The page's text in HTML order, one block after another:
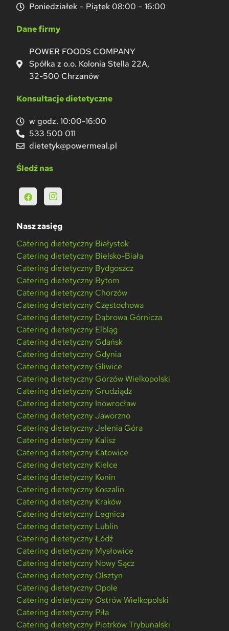
Poniedziałek – Piątek 08:00 – 16:00
Dane firmy
POWER FOODS COMPANY
Spółka z o.o. Kolonia Stella 22A,
32-500 Chrzanów
Konsultacje dietetyczne
w godz. 10:00-16:00
533 500 011
dietetyk@powermeal.pl
Śledź nas
Nasz zasięg
Catering dietetyczny Białystok
Catering dietetyczny Bielsko-Biała
Catering dietetyczny Bydgoszcz
Catering dietetyczny Bytom
Catering dietetyczny Chorzów
Catering dietetyczny Częstochowa
Catering dietetyczny Dąbrowa Górnicza
Catering dietetyczny Elbląg
Catering dietetyczny Gdańsk
Catering dietetyczny Gdynia
Catering dietetyczny Gliwice
Catering dietetyczny Gorzów Wielkopolski
Catering dietetyczny Grudziądz
Catering dietetyczny Inowrocław
Catering dietetyczny Jaworzno
Catering dietetyczny Jelenia Góra
Catering dietetyczny Kalisz
Catering dietetyczny Katowice
Catering dietetyczny Kielce
Catering dietetyczny Konin
Catering dietetyczny Koszalin
Catering dietetyczny Kraków
Catering dietetyczny Legnica
Catering dietetyczny Lublin
Catering dietetyczny Łódź
Catering dietetyczny Mysłowice
Catering dietetyczny Nowy Sącz
Catering dietetyczny Olsztyn
Catering dietetyczny Opole
Catering dietetyczny Ostrów Wielkopolski
Catering dietetyczny Piła
Catering dietetyczny Piotrków Trybunalski